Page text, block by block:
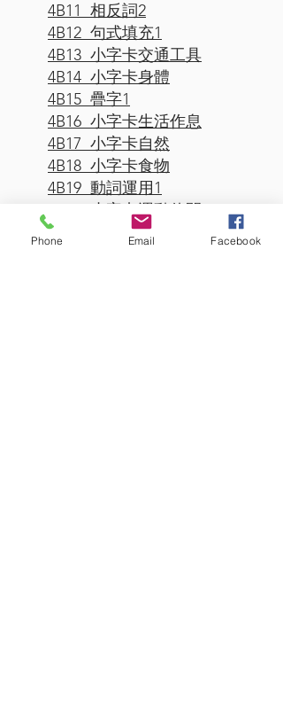
4B11 相反詞2
4B12 句式填充1
4B13 小字卡交通工具
4B14 小字卡身體
4B15 疊字1
4B16 小字卡生活作息
4B17 小字卡自然
4B18 小字卡食物
4B19 動詞運用1
4B20 小字卡運動休閒
4B21 小字卡電器
Phone Email Facebook